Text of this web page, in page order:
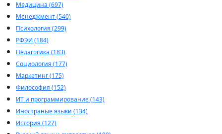
Медицина (697)
Менеджмент (540)
Психология (299)
РФЭИ (184)
Педагогика (183)
Социология (177)
Маркетинг (175)
Философия (152)
ИТ и программирование (143)
Иностраные языки (134)
История (127)